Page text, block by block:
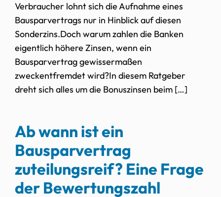
Verbraucher lohnt sich die Aufnahme eines
Bausparvertrags nur in Hinblick auf diesen
Sonderzins.Doch warum zahlen die Banken
eigentlich höhere Zinsen, wenn ein
Bausparvertrag gewissermaßen
zweckentfremdet wird?In diesem Ratgeber
dreht sich alles um die Bonuszinsen beim […]
Ab wann ist ein
Bausparvertrag
zuteilungsreif? Eine Frage
der Bewertungszahl